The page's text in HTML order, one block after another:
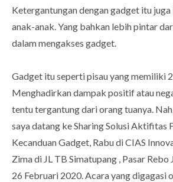
Ketergantungan dengan gadget itu
anak-anak. Yang bahkan lebih pintar
dalam mengakses gadget.
Gadget itu seperti pisau yang memiliki
Menghadirkan dampak positif atau
tentu tergantung dari orang tuanya.
saya datang ke Sharing Solusi Aktifitas
Kecanduan Gadget, Rabu di CIAS
Zima di JL TB Simatupang , Pasar
26 Februari 2020. Acara yang digagasi